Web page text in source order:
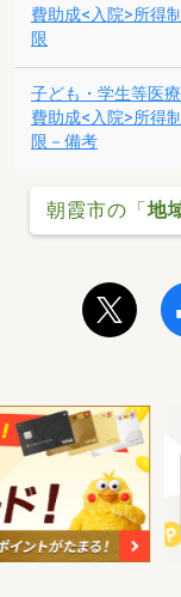
費助成<入院>所得制
限
子ども・学生等医療
費助成<入院>所得制
限－備考
朝霞市の「地